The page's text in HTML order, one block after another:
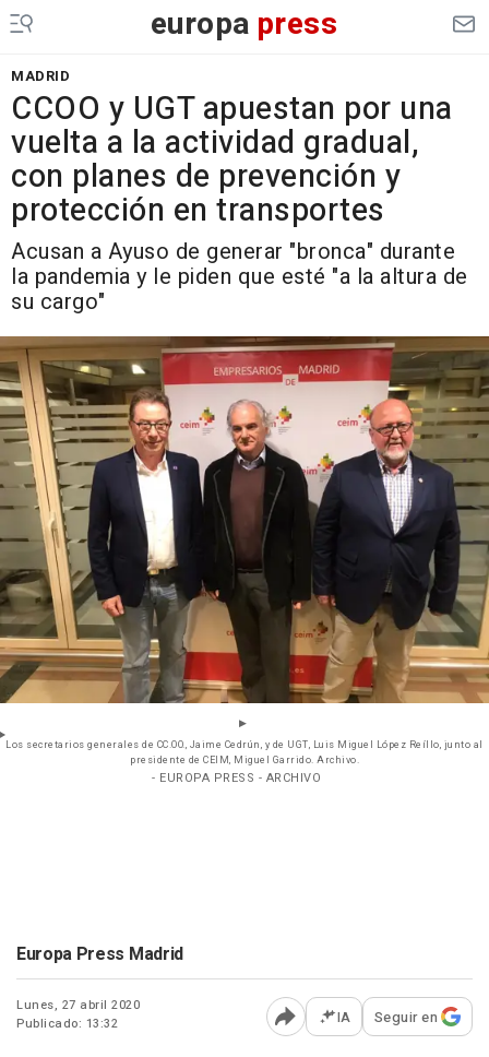
europa press
MADRID
CCOO y UGT apuestan por una
vuelta a la actividad gradual,
con planes de prevención y
protección en transportes
Acusan a Ayuso de generar "bronca" durante
la pandemia y le piden que esté "a la altura de
su cargo"
Los secretarios generales de CC.OO., Jaime Cedrún, y de UGT, Luis Miguel López Reíllo, junto al
presidente de CEIM, Miguel Garrido. Archivo.
- EUROPA PRESS - ARCHIVO
Europa Press Madrid
Lunes, 27 abril 2020
Publicado: 13:32
Abrir opciones para
IA Seguir en